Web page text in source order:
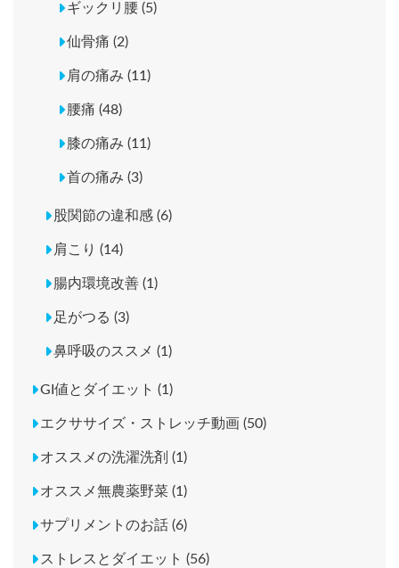
ギックリ腰 (5)
仙骨痛 (2)
肩の痛み (11)
腰痛 (48)
膝の痛み (11)
首の痛み (3)
股関節の違和感 (6)
肩こり (14)
腸内環境改善 (1)
足がつる (3)
鼻呼吸のススメ (1)
GI値とダイエット (1)
エクササイズ・ストレッチ動画 (50)
オススメの洗濯洗剤 (1)
オススメ無農薬野菜 (1)
サプリメントのお話 (6)
ストレスとダイエット (56)